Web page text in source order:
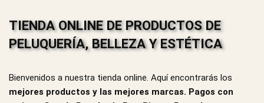
TIENDA ONLINE DE PRODUCTOS DE
PELUQUERÍA, BELLEZA Y ESTÉTICA
Bienvenidos a nuestra tienda online. Aquí encontrarás los
mejores productos y las mejores marcas. Pagos con